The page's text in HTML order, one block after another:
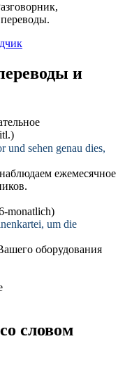
и
und sehen genau dies,
ежемесячное
monatlich)
um die
оборудования
словом